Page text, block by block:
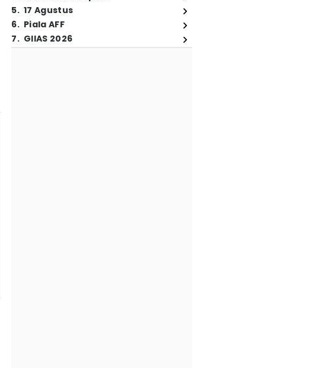
5. 17 Agustus
6. Piala AFF
7. GIIAS 2026